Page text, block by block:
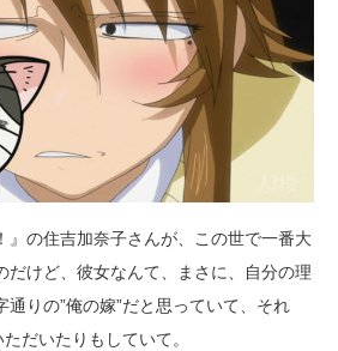
』の住吉加奈子さんが、この世で一番大
だけど、彼女なんて、まさに、自分の理
りの”俺の嫁”だと思っていて、それ
だいたりもしていて。